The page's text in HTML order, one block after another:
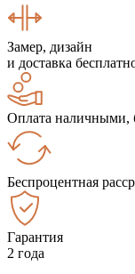
Замер, дизайн
и доставка
Оплата наличными,
Беспроцентная
Гарантия
2 года